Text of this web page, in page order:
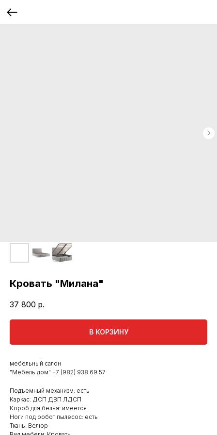
Кровать "Милана"
37 800 р.
В КОРЗИНУ
мебельный салон
"Мебель дом" +7 (982) 938 69 57
Подъемный механизм: есть
Каркас: ДСП ДВП ЛДСП
Короб для белья: имеется
Ноги под робот пылесос: есть
Ткань: Велюр